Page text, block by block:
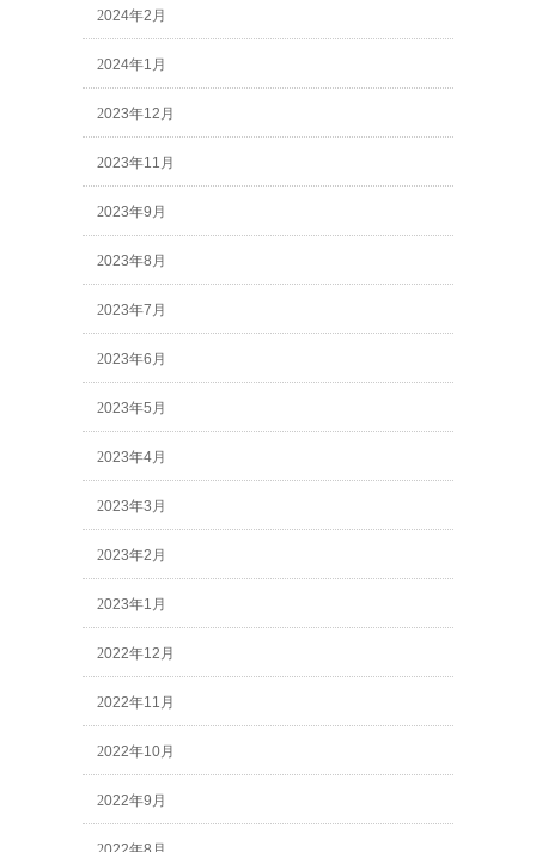
2024年2月
2024年1月
2023年12月
2023年11月
2023年9月
2023年8月
2023年7月
2023年6月
2023年5月
2023年4月
2023年3月
2023年2月
2023年1月
2022年12月
2022年11月
2022年10月
2022年9月